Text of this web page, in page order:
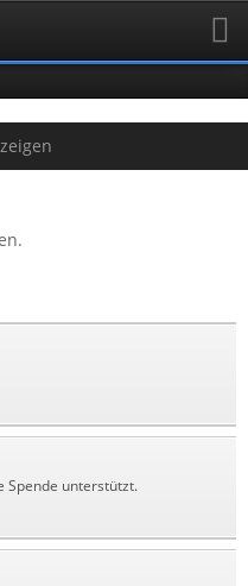
Spende unterstützt.